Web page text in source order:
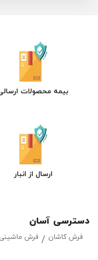
بیمه محصولات
ارسال از انبار
دسترسی آسان
فرش کاشان فرش ماشینی